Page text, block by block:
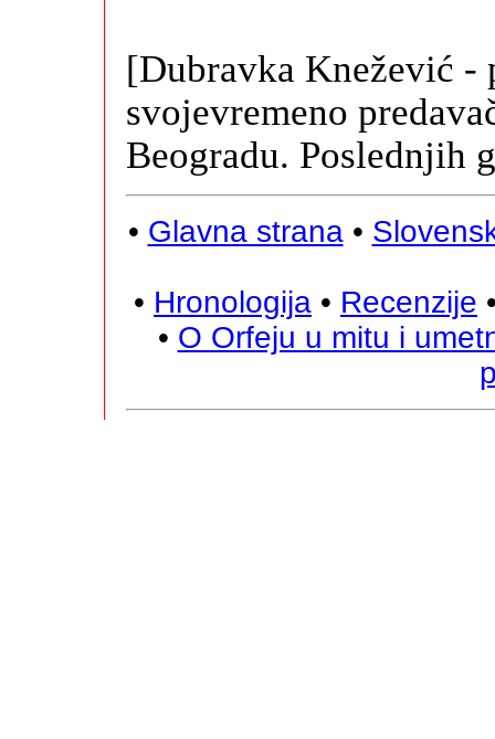
[Dubravka Knežević
svojevremeno
Beogradu. Poslednjih
• Glavna strana•
• Hronologija • Recenzije
• O Orfeju u mitu i